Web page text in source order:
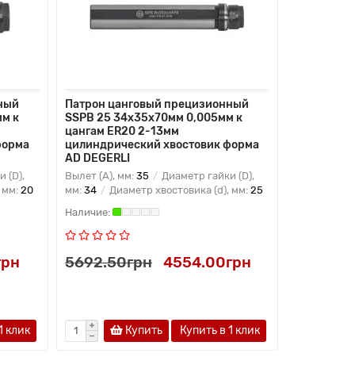
к
(D),
мм:20
клик
Патрон цанговый прецизионный
SSPB 25 34x35x70мм 0,005мм к
цангам ER20 2-13мм
цилиндрический хвостовик форма
AD DEGERLI
Вылет (A), мм: 35
Диаметр гайки (D),
мм: 34 Диаметр хвостовика (d), мм: 25
5692.50грн 4554.00грн
Купить Купить в 1 клик